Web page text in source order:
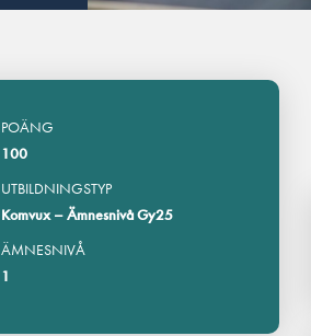
POÄNG
100
UTBILDNINGSTYP
Komvux – Ämnesnivå Gy25
ÄMNESNIVÅ
1